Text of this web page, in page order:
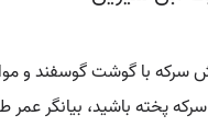
سرکه با گوشت گوسفند و
پخته باشید، بیانگر